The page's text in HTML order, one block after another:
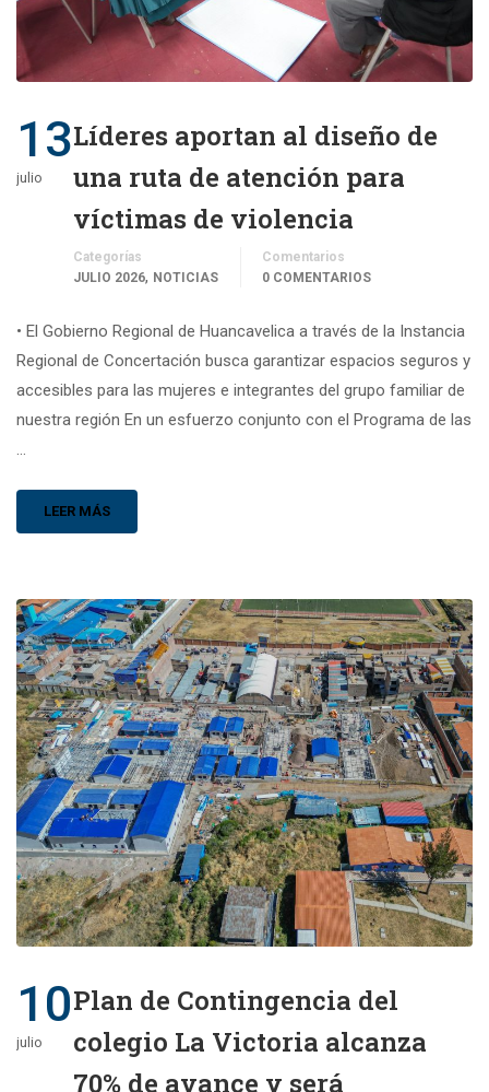
13
julio
Líderes aportan al diseño de
una ruta de atención para
víctimas de violencia
Categorías
JULIO 2026, NOTICIAS
Comentarios
0 COMENTARIOS
• El Gobierno Regional de Huancavelica a través de la Instancia
Regional de Concertación busca garantizar espacios seguros y
accesibles para las mujeres e integrantes del grupo familiar de
nuestra región En un esfuerzo conjunto con el Programa de las
…
LEER MÁS
10
julio
Plan de Contingencia del
colegio La Victoria alcanza
70% de avance y será